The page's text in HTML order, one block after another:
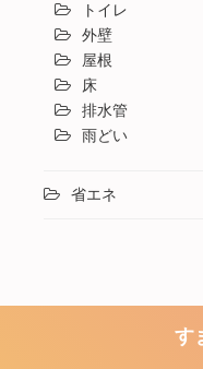
トイレ
外壁
屋根
床
排水管
雨どい
省エネ
す